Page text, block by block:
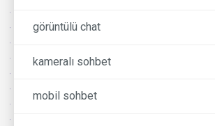
görüntülü chat
kameralı sohbet
mobil sohbet